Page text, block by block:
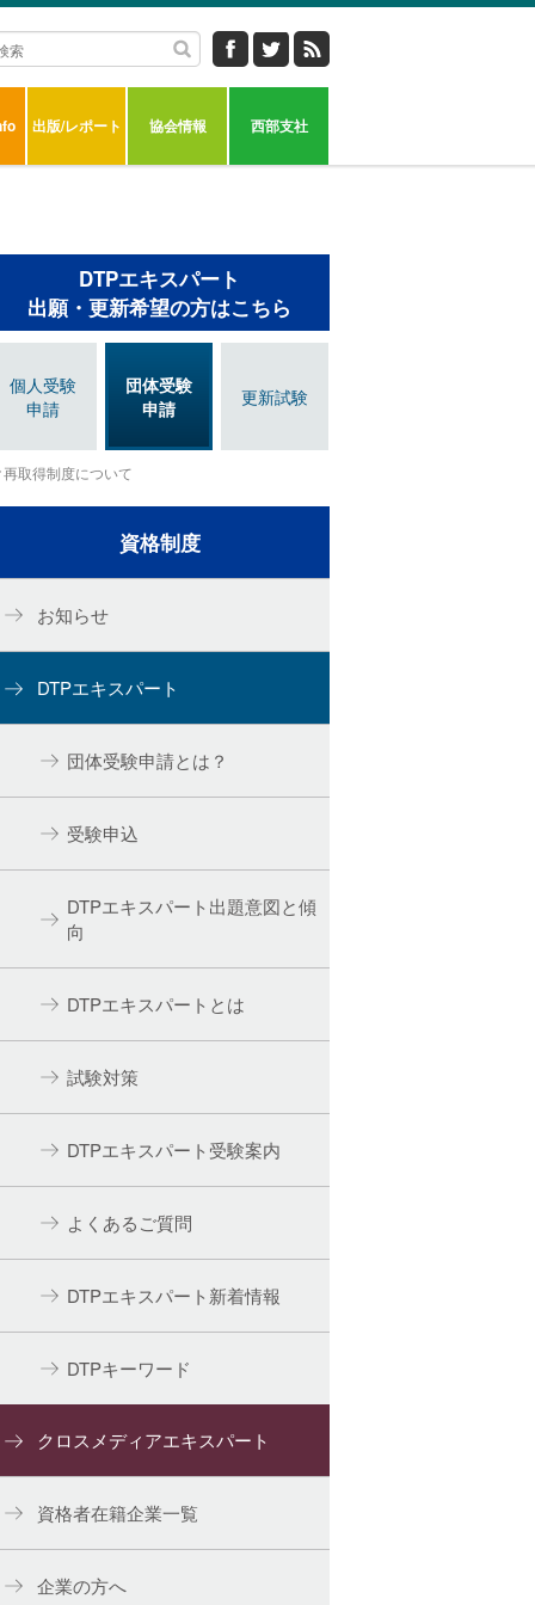
出版/レポート 協会情報 西部支社
DTPエキスパート
出願・更新希望の方はこちら
個人受験
申請
団体受験
申請
更新試験
再取得制度について
資格制度
お知らせ
DTPエキスパート
団体受験申請とは？
受験申込
DTPエキスパート出題意図と傾
向
DTPエキスパートとは
試験対策
DTPエキスパート受験案内
よくあるご質問
DTPエキスパート新着情報
DTPキーワード
クロスメディアエキスパート
資格者在籍企業一覧
企業の方へ